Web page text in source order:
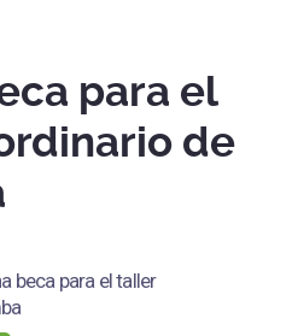
para el
de
beca para el taller